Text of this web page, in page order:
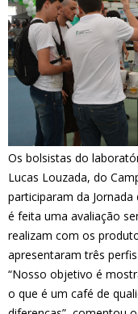
Os bolsistas do
Lucas Louzada, do
participaram da
é feita uma avaliação
realizam com os
apresentaram três
“Nosso objetivo é
o que é um café de